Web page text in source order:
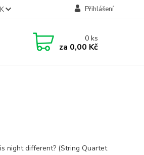
Přihlášení
0ks
za 0,00 Kč
night different? (String Quartet